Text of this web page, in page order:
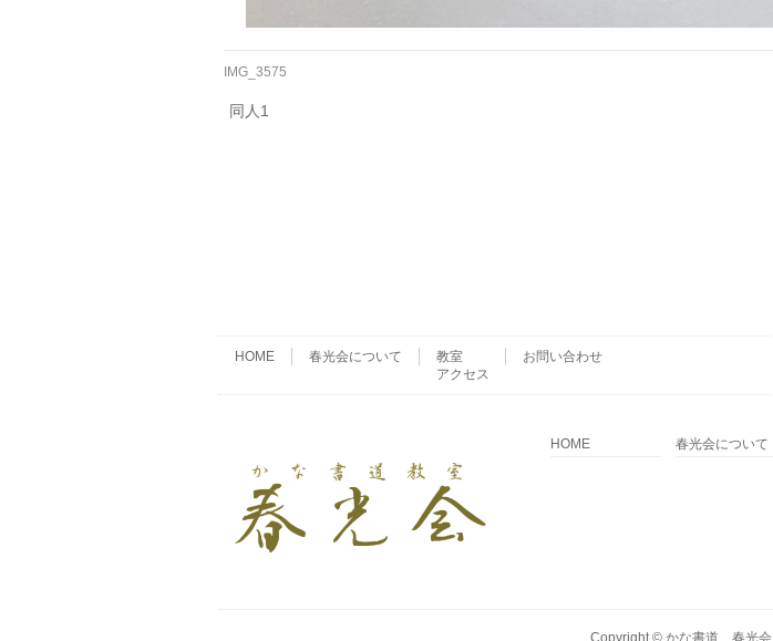
IMG_3575
同人1
HOME 春光会について
教室
アクセス
お問い合わせ
HOME 春光会について
Copyright © かな書道 春光会